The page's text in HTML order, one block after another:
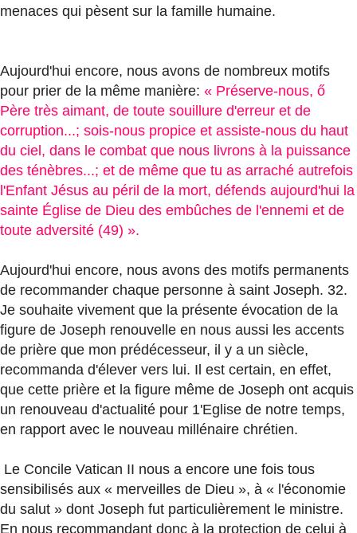
menaces qui pèsent sur la famille humaine.
Aujourd'hui encore, nous avons de nombreux motifs
pour prier de la même manière: « Préserve-nous, ő
Père très aimant, de toute souillure d'erreur et de
corruption...; sois-nous propice et assiste-nous du haut
du ciel, dans le combat que nous livrons à la puissance
des ténèbres...; et de même que tu as arraché autrefois
l'Enfant Jésus au péril de la mort, défends aujourd'hui la
sainte Église de Dieu des embûches de l'ennemi et de
toute adversité (49) ».
Aujourd'hui encore, nous avons des motifs permanents
de recommander chaque personne à saint Joseph. 32.
Je souhaite vivement que la présente évocation de la
figure de Joseph renouvelle en nous aussi les accents
de prière que mon prédécesseur, il y a un siècle,
recommanda d'élever vers lui. Il est certain, en effet,
que cette prière et la figure même de Joseph ont acquis
un renouveau d'actualité pour 1'Eglise de notre temps,
en rapport avec le nouveau millénaire chrétien.
Le Concile Vatican II nous a encore une fois tous
sensibilisés aux « merveilles de Dieu », à « l'économie
du salut » dont Joseph fut particulièrement le ministre.
En nous recommandant donc à la protection de celui à